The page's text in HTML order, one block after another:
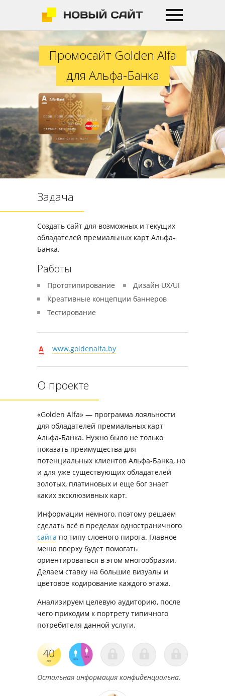
Промосайт Golden Alfa для
Промосайт Golden Alfa
для Альфа-Банка
Задача
Создать сайт для возможных и текущих
обладателей премиальных карт Альфа-
Банка.
Работы
Прототипирование
Дизайн UX/UI
Креативные концепции баннеров
Тестирование
www.goldenalfa.by
О проекте
«Golden Alfa» — программа лояльности
для обладателей премиальных карт
Альфа-Банка. Нужно было не только
показать преимущества для
потенциальных клиентов Альфа-Банка, но
и для уже существующих обладателей
золотых, платиновых и еще бог знает
каких эксклюзивных карт.
Информации немного, поэтому решаем
сделать всё в пределах одностраничного
сайта по типу слоеного пирога. Главное
меню вверху будет помогать
ориентироваться в этом многообразии.
Делаем ставку на большие визуалы и
цветовое кодирование каждого этажа.
Анализируем целевую аудиторию, после
чего приходим к портрету типичного
потребителя данной услуги.
Остальная информация конфиденциальна.